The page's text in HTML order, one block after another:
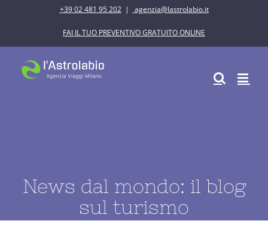
contenuto
+39 02 481 95 202 | agenzia@lastrolabio.it
FAI IL TUO PREVENTIVO GRATUITO ONLINE
News dal mondo: il blog
sul turismo